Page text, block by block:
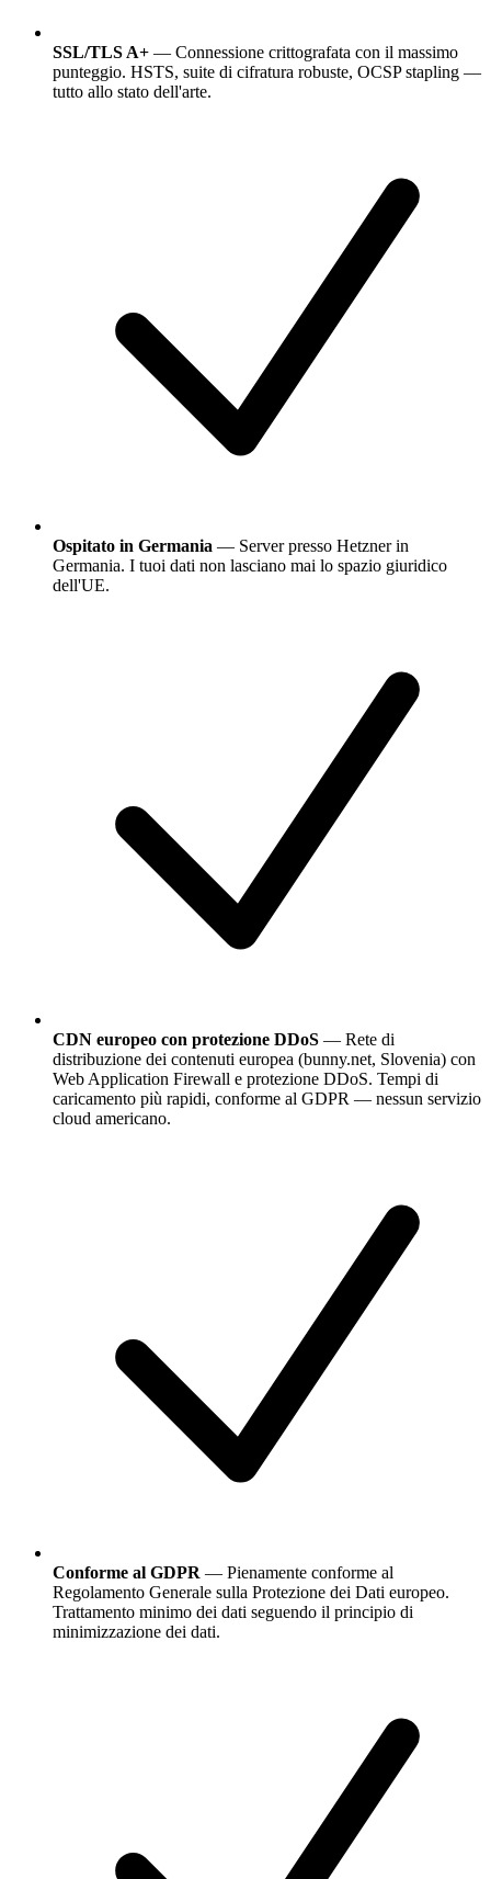
SSL/TLS A+ — Connessione crittografata con il massimo
punteggio. HSTS, suite di cifratura robuste, OCSP stapling —
tutto allo stato dell'arte.
Ospitato in Germania — Server presso Hetzner in
Germania. I tuoi dati non lasciano mai lo spazio giuridico
dell'UE.
CDN europeo con protezione DDoS — Rete di
distribuzione dei contenuti europea (bunny.net, Slovenia) con
Web Application Firewall e protezione DDoS. Tempi di
caricamento più rapidi, conforme al GDPR — nessun servizio
cloud americano.
Conforme al GDPR — Pienamente conforme al
Regolamento Generale sulla Protezione dei Dati europeo.
Trattamento minimo dei dati seguendo il principio di
minimizzazione dei dati.